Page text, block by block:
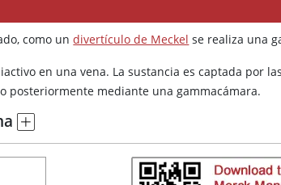
como undivertículo de Meckel se realiza una
en una vena. La sustancia es captada por
posteriormente mediante una gammacámara.